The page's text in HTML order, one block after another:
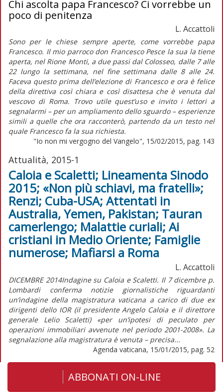
Chi ascolta papa Francesco? Ci vorrebbe un
poco di penitenza
L. Accattoli
Sono per le chiese sempre aperte, come vorrebbe papa
Francesco. Il mio parroco don Francesco Pesce la sua la tiene
aperta, nel Rione Monti, a due passi dal Colosseo, dalle 7 alle
22 lungo la settimana, nel fine settimana dalle 8 alle 24.
Faceva questo prima dell’elezione di Francesco e ora è felice
della direttiva così chiara e così disattesa che è venuta dal
vescovo di Roma. Trovo utile quest’uso e invito i lettori a
segnalarmi – per un ampliamento dello sguardo – esperienze
simili a quelle che ora racconterò, partendo da un testo nel
quale Francesco fa la sua richiesta.
"Io non mi vergogno del Vangelo", 15/02/2015, pag. 143
Attualità, 2015-1
Caloia e Scaletti; Lineamenta Sinodo
2015; «Non più schiavi, ma fratelli»;
Renzi; Cuba-USA; Attentati in
Australia, Yemen, Pakistan; Tauran
camerlengo; Malattie curiali; Ai
cristiani in Medio Oriente; Famiglie
numerose; Mafiarsi a Roma
L. Accattoli
DICEMBRE 2014Indagine su Caloia e Scaletti. Il 7 dicembre p.
Lombardi conferma notizie giornalistiche riguardanti
un’indagine della magistratura vaticana a carico di due ex
dirigenti dello IOR (il presidente Angelo Caloia e il direttore
generale Lelio Scaletti) «per un’ipotesi di peculato per
operazioni immobiliari avvenute nel periodo 2001-2008». La
segnalazione alla magistratura è venuta – precisa...
Agenda vaticana, 15/01/2015, pag. 52
ABBONATI ON-LINE